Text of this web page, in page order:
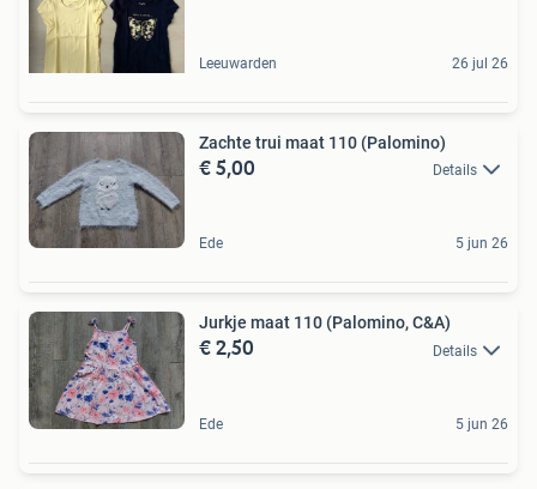
Leeuwarden 26 jul 26
Zachte trui maat 110 (Palomino)
€ 5,00 Details
Ede 5 jun 26
Jurkje maat 110 (Palomino, C&A)
€ 2,50 Details
Ede 5 jun 26